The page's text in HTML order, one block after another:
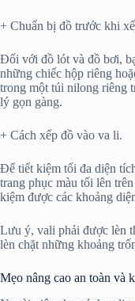
+ Chuẩn bị đồ trước khi
Đối với đồ lót và đồ bơi,
những chiếc hộp riêng
trong một túi nilong riêng
lý gọn gàng.
+ Cách xếp đồ vào va li.
Để tiết kiệm tối đa diện
trang phục màu tối lên
kiệm được các khoảng
Lưu ý, vali phải được lèn
lèn chặt những khoảng
Mẹo nâng cao an toàn và